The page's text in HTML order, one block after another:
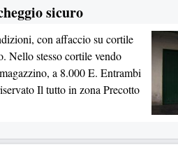
sicuro
con affaccio su cortile
Nello stesso cortile vendo
a 8.000 E. Entrambi
Il tutto in zona Precotto